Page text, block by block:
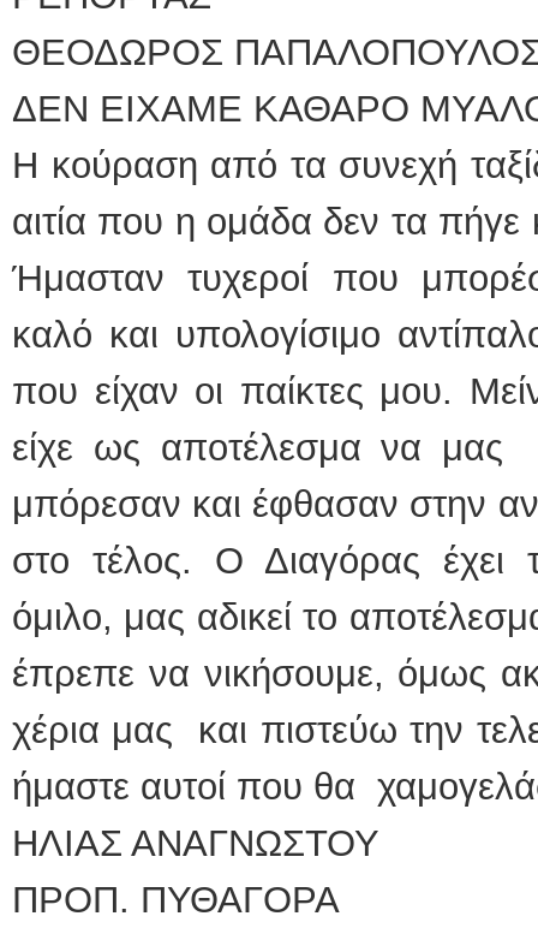
ΘΕΟΔΩΡΟΣ
ΔΕΝ ΕΙΧΑΜΕ ΚΑΘΑΡΟ
Η κούραση από τα συνεχή
αιτία που η ομάδα δεν τα πήγε
Ήμασταν τυχεροί που
καλό και υπολογίσιμο
που είχαν οι παίκτες μου.
είχε ως αποτέλεσμα να μας
μπόρεσαν και έφθασαν στην
στο τέλος. Ο Διαγόρας έχει
όμιλο, μας αδικεί το
έπρεπε να νικήσουμε, όμως
χέρια μας και πιστεύω την
ήμαστε αυτοί που θα
ΗΛΙΑΣ ΑΝΑΓΝΩΣΤΟΥ
ΠΡΟΠ. ΠΥΘΑΓΟΡΑ